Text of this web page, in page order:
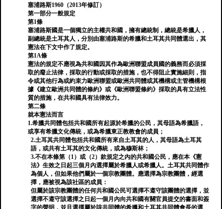
塞浦路斯1960（2013年修訂）
第一部分一般規定
第1條
塞浦路斯國是一個獨立的主權共和國，擁有總統制，總統是希臘人，
副總統是土耳其人，分別由塞浦路斯的希臘和土耳其共同體選出，其
憲法在下文中作了規定。
第1A條
憲法的規定不應視為共和國因其作為歐洲聯盟成員國的義務而必須採
取的廢止法律，採取的行動或採取的措施，也不得阻止實施細則，指
令或其他行為或約束力歐洲聯盟或歐洲共同體或其機構或主管機構根
據《建立歐洲共同體的條約》或《歐洲聯盟條約》採取的具有立法性
質的措施，在共和國具有法律效力。
第二條
就本憲法而言
1.希臘共同體包括共和國所有起源於希臘的公民，其母語為希臘語，
或享有希臘文化傳統，或為希臘東正教教會的成員；
2.土耳其共同體包括共和國所有來自土耳其的人，其母語為土耳其
語，或共有土耳其的文化傳統，或為穆斯林；
3.不在本條第（1）或（2）款規定之內的共和國公民，應在本《憲
法》生效之日起三個月內選擇屬於希臘人或希臘人。土耳其共同體作
為個人，但如果他們屬於一個宗教團體。應選擇為宗教團體，經選
擇，應被視為該社區的成員：
但屬於該宗教團體的任何共和國公民可選擇不遵守該團體的選擇，並
選擇不遵守該選擇之日起一個月內向共和國有關官員提交的書面和簽
字的聲明，並且選擇屬於該共同體的希臘和土耳其共同體會長的選